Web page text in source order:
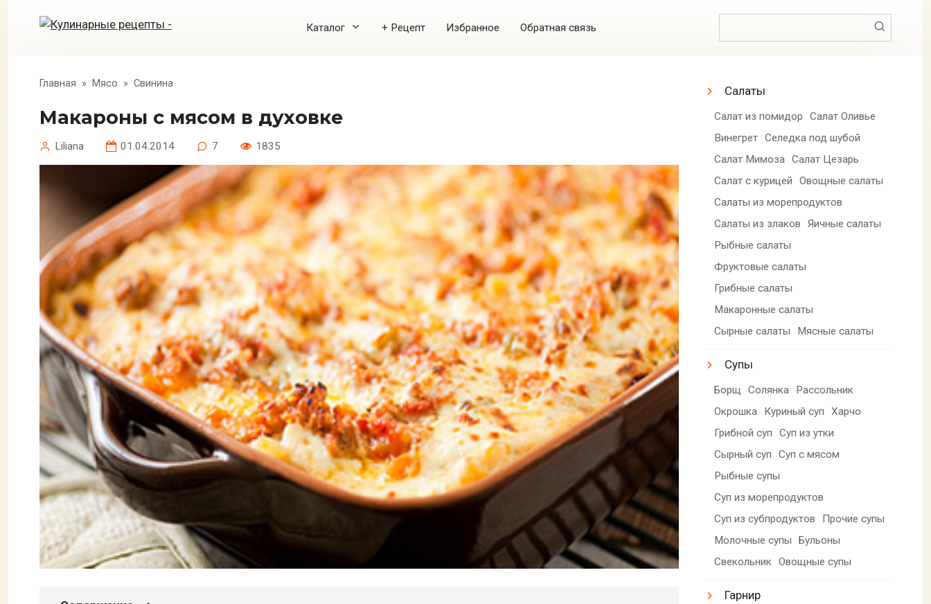
Каталог + Рецепт Избранное Обратная связь
Главная » Мясо » Свинина
Макароны с мясом в духовке
Liliana 01.04.2014 7 1835
Салаты
Салат из помидор
Салат Оливье
Винегрет Селедка под шубой
Салат Мимоза Салат Цезарь
Салат с курицей
Овощные салаты
Салаты из морепродуктов
Салаты из злаков
Яичные салаты
Рыбные салаты
Фруктовые салаты
Грибные салаты
Макаронные салаты
Сырные салаты
Мясные салаты
Супы
Борщ Солянка
Рассольник
Окрошка
Куриный суп
Харчо
Грибной суп
Суп из утки
Сырный суп
Суп с мясом
Рыбные супы
Суп из морепродуктов
Суп из субпродуктов
Прочие супы
Молочные супы
Бульоны
Свекольник Овощные супы
Гарнир